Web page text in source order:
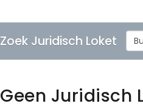
Zoek Juridisch Loket
Geen Juridisch